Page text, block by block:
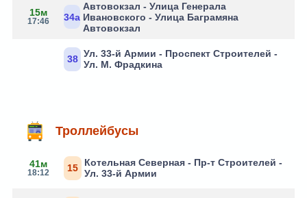
15м
17:46 34а
Автовокзал - Улица Генерала
Ивановского - Улица Баграмяна
Автовокзал
38 Ул. 33-й Армии - Проспект Строителей -
Ул. М. Фрадкина
Троллейбусы
41м
18:12 15
Котельная Северная - Пр-т Строителей -
Ул. 33-й Армии